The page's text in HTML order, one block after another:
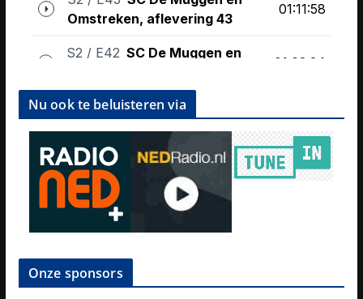
Nu ook te beluisteren via
Onze sponsors